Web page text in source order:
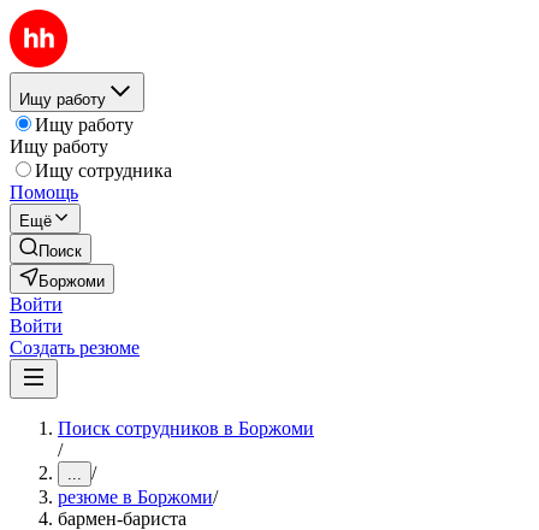
Ищу работу
Ищу работу
Ищу работу
Ищу сотрудника
Помощь
Ещё
Поиск
Боржоми
Войти
Войти
Создать резюме
Поиск сотрудников в Боржоми
/
... /
резюме в Боржоми/
бармен-бариста